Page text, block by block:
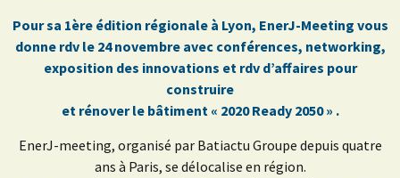
Pour sa 1ère édition régionale à Lyon, EnerJ-Meeting vous
donne rdv le 24 novembre avec conférences, networking,
exposition des innovations et rdv d’affaires pour
construire
et rénover le bâtiment « 2020 Ready 2050 » .
EnerJ-meeting, organisé par Batiactu Groupe depuis quatre
ans à Paris, se délocalise en région.